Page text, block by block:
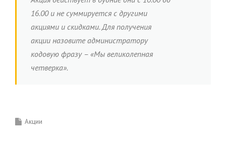
16.00 и не суммируется с другими
акциями и скидками. Для получения
акции назовите администратору
кодовую фразу – «Мы великолепная
четверка».
Акции